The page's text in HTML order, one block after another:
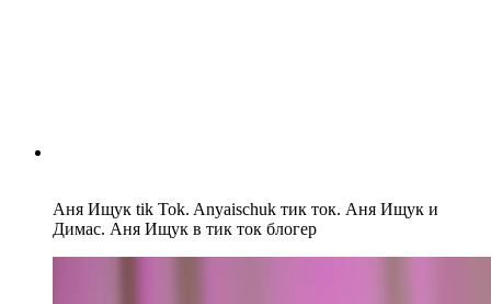
Аня Ищук tik Tok. Anyaischuk тик ток. Аня Ищук и
Димас. Аня Ищук в тик ток блогер